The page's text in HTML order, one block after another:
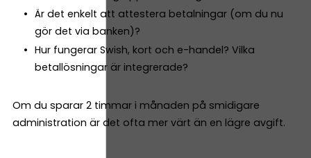
Är det enkelt att attestera betalningar (om du nu
gör det via banken)?
Hur fungerar Swish, kort och e-handel? Vilka
betallösningar är integrerade?
Om du sparar 2 timmar i månaden på smidigare
administration är det ofta mer värt än en lägre avgift.